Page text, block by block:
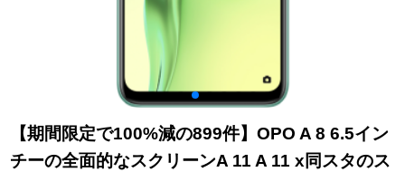
【期間限定で100%減の899件】OPO A 8 6.5イン
チーの全面的なスクリーンA 11 A 11 x同スタのス